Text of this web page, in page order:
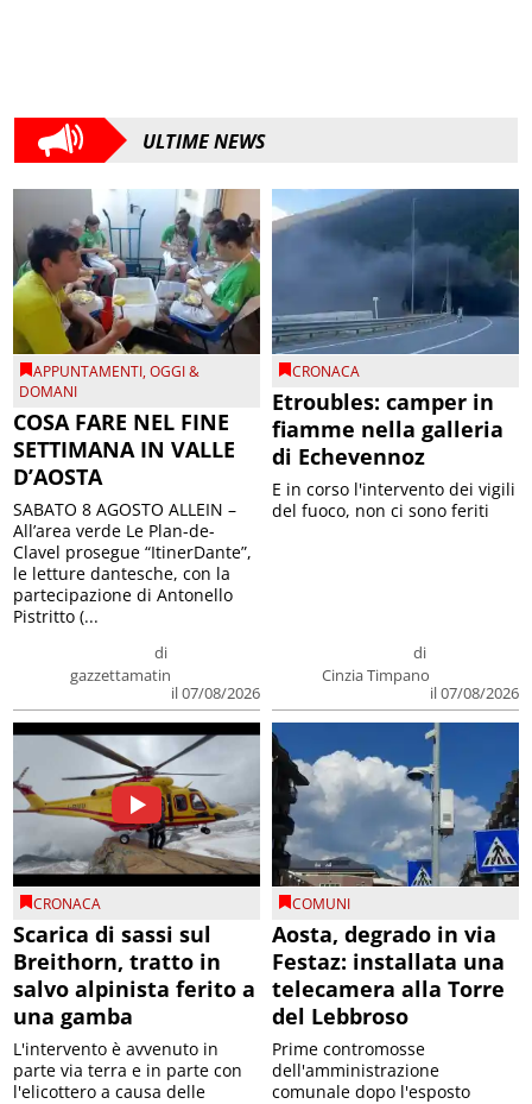
ULTIME NEWS
APPUNTAMENTI,OGGI &
DOMANI
COSA FARE NEL FINE
SETTIMANA IN VALLE
D’AOSTA
di
gazzettamatin
il 07/08/2026
SABATO 8 AGOSTO ALLEIN –
All’area verde Le Plan-de-
Clavel prosegue “ItinerDante”,
le letture dantesche, con la
partecipazione di Antonello
Pistritto (...
CRONACA
Etroubles: camper in
fiamme nella galleria
di Echevennoz
di
Cinzia Timpano
il 07/08/2026
E in corso l'intervento dei vigili
del fuoco, non ci sono feriti
CRONACA
Scarica di sassi sul
Breithorn, tratto in
salvo alpinista ferito a
una gamba
L'intervento è avvenuto in
parte via terra e in parte con
l'elicottero a causa delle
COMUNI
Aosta, degrado in via
Festaz: installata una
telecamera alla Torre
del Lebbroso
Prime contromosse
dell'amministrazione
comunale dopo l'esposto